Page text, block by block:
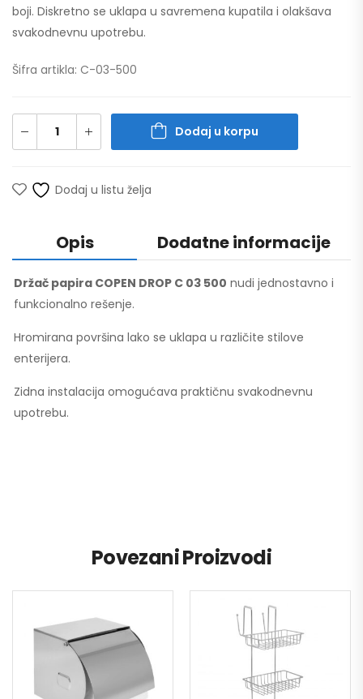
boji. Diskretno se uklapa u savremena kupatila i olakšava
svakodnevnu upotrebu.
Šifra artikla: C-03-500
Dodaj u korpu
Dodaj u listu želja
Opis Dodatne informacije
Držač papira COPEN DROP C 03 500 nudi jednostavno i
funkcionalno rešenje.
Hromirana površina lako se uklapa u različite stilove
enterijera.
Zidna instalacija omogućava praktičnu svakodnevnu
upotrebu.
Povezani Proizvodi